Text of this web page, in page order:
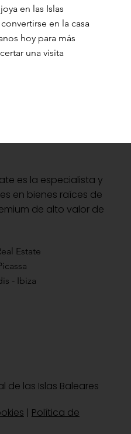
en las Islas
en la casa
hoy para más
una visita
es la especialista y
en bienes raíces de
de alto valor de
de las Islas Baleares
Estate
- Ibiza
| Política de